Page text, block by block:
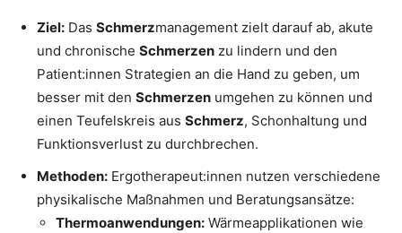
Ziel: Das Schmerzmanagement zielt darauf ab, akute
und chronische Schmerzen zu lindern und den
Patient:innen Strategien an die Hand zu geben, um
besser mit den Schmerzen umgehen zu können und
einen Teufelskreis aus Schmerz, Schonhaltung und
Funktionsverlust zu durchbrechen.
Methoden: Ergotherapeut:innen nutzen verschiedene
physikalische Maßnahmen und Beratungsansätze:
Thermoanwendungen: Wärmeapplikationen wie